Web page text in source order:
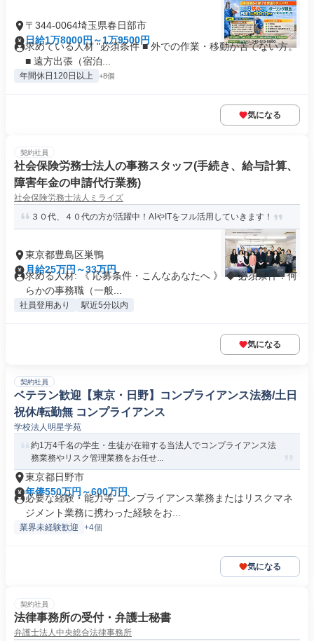
〒344-0064埼玉県春日部市
日給1万8000円～1万9500円
求めている人材 "必須条件 ■ 外での作業・移動が苦でない方。
■ 遠方出張（宿泊...
年間休日120日以上 +8個
気になる
契約社員
社会保険労務士法人の事務スタッフ(手続き、給与計算、
障害年金の申請代行業務)
社会保険労務士法人ミライズ
３０代、４０代の方が活躍中！AIやITをフル活用していきます！
東京都豊島区巣鴨
月給25万円～33万円
求める人材: 《 応募条件・こんなあなたへ 》 ◆ 必須条件：何
らかの事務職（一般...
社員登用あり 駅近5分以内
気になる
契約社員
ベテラン歓迎【東京・日野】コンプライアンス法務/土日
祝休/転勤無 コンプライアンス
学校法人明星学苑
約1万4千名の学生・生徒が在籍する当法人でコンプライアンス法
務業務やリスク管理業務をお任せ...
東京都日野市
年俸550万円～600万円
必要な経験・能力等 コンプライアンス業務またはリスクマネ
ジメント業務に携わった経験をお...
業界未経験歓迎 +4個
気になる
契約社員
法律事務所の受付・弁護士秘書
弁護士法人中央総合法律事務所